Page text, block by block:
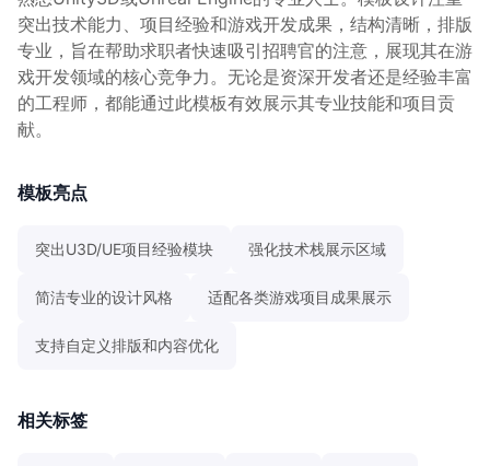
突出技术能力、项目经验和游戏开发成果，结构清晰，排版
专业，旨在帮助求职者快速吸引招聘官的注意，展现其在游
戏开发领域的核心竞争力。无论是资深开发者还是经验丰富
的工程师，都能通过此模板有效展示其专业技能和项目贡
献。
模板亮点
突出U3D/UE项目经验模块 强化技术栈展示区域
简洁专业的设计风格 适配各类游戏项目成果展示
支持自定义排版和内容优化
相关标签